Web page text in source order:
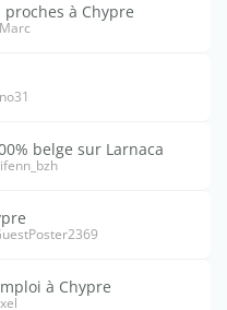
à Chypre
belge sur Larnaca
à Chypre